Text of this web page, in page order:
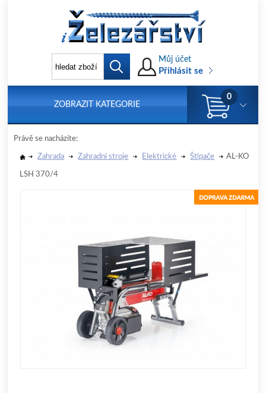
Můj účet
Přihlásit se
ZOBRAZIT KATEGORIE
0
Právě se nacházíte:
Zahrada Zahradni stroje Elektrické Štípače AL-KO
LSH 370/4